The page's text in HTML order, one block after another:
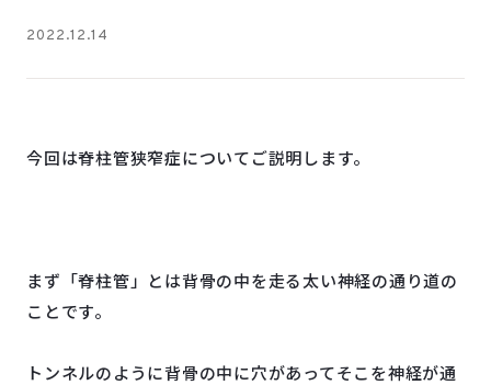
2022.12.14
今回は脊柱管狭窄症についてご説明します。
まず「脊柱管」とは背骨の中を走る太い神経の通り道の
ことです。
トンネルのように背骨の中に穴があってそこを神経が通